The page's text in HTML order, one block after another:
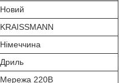
Новий
KRAISSMANN
Німеччина
Дриль
Мережа 220В